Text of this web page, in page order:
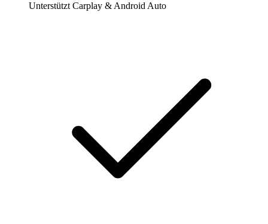
Unterstützt Carplay & Android Auto